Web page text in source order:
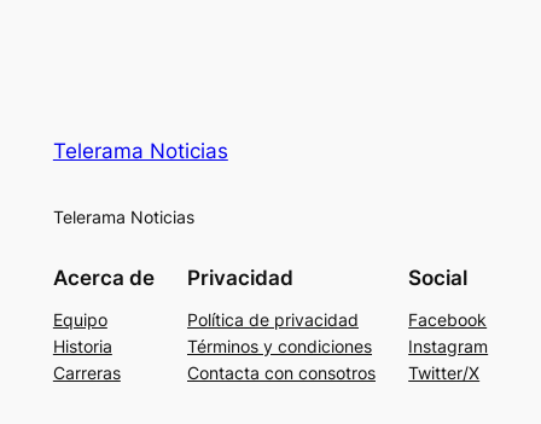
Telerama Noticias
Telerama Noticias
Acerca de
Equipo
Historia
Carreras
Privacidad
Política de privacidad
Términos y condiciones
Contacta con consotros
Social
Facebook
Instagram
Twitter/X